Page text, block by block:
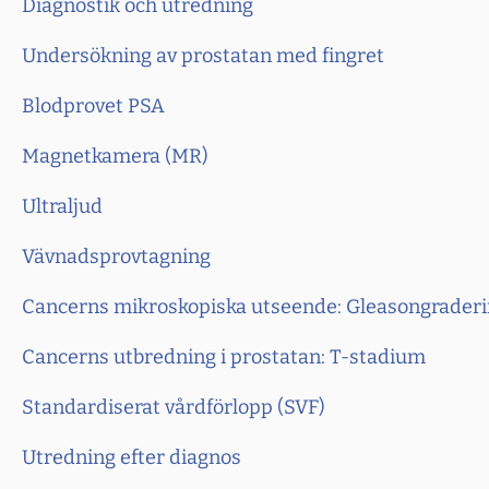
Diagnostik och utredning
Undersökning av prostatan med fingret
Blodprovet PSA
Magnetkamera (MR)
Ultraljud
Vävnadsprovtagning
Cancerns mikroskopiska utseende:
Cancerns utbredning i prostatan: T-stadium
Standardiserat vårdförlopp (SVF)
Utredning efter diagnos